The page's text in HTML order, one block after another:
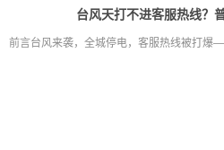
台风天打不进客服热线？
前言台风来袭，全城停电，客服热线被打爆